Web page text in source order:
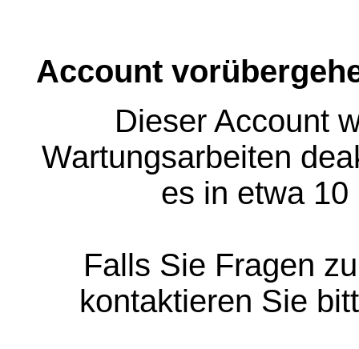
Account
Dieser Account
Wartungsarbeiten
es in etwa
Falls Sie Fragen
kontaktieren Sie